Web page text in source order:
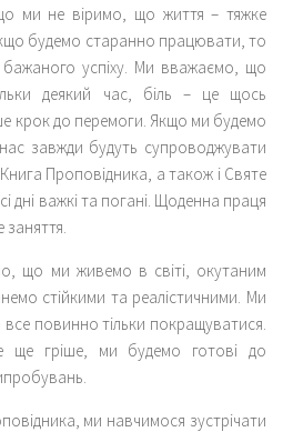
ми не віримо, що життя – тяжке
будемо старанно працювати, то
успіху. Ми вважаємо, що
деякий час, біль – це щось
крок до перемоги. Якщо ми будемо
завжди будуть супроводжувати
Проповідника, а також і Святе
дні важкі та погані. Щоденна праця
заняття.
що ми живемо в світі, окутаним
стійкими та реалістичними. Ми
повинно тільки покращуватися.
ще гріше, ми будемо готові до
ми навчимося зустрічати